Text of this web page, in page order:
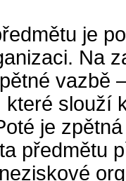
je
Na
vazbě
které slouží
je
předmětu